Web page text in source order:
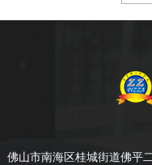
佛山市南海区桂城街道佛平